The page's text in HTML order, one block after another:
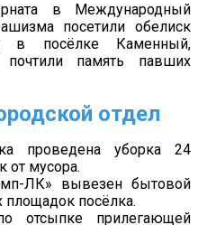
в Международный
посетили обелиск
в посёлке Каменный,
память павших
отдел
проведена уборка 24
от мусора.
ЛК» вывезен бытовой
площадок посёлка.
отсыпке прилегающей